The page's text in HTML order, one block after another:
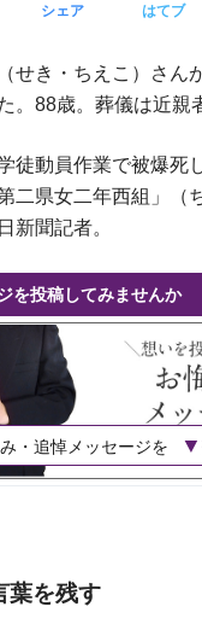
シェア はてブ
せき・ちえこ）さん
。88歳。葬儀は近親
徒動員作業で被爆死
二県女二年西組」（
新聞記者。
を投稿してみませんか
・追悼メッセージを
葉を残す